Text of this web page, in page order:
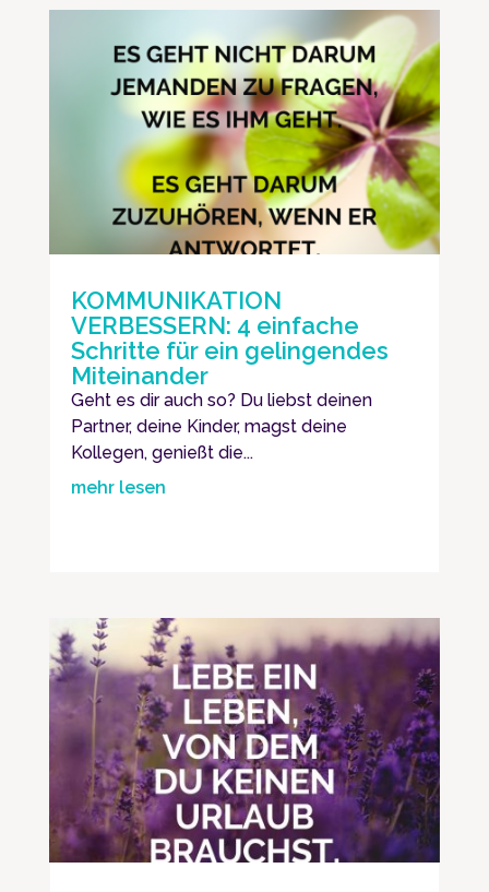
KOMMUNIKATION
VERBESSERN: 4 einfache
Schritte für ein gelingendes
Miteinander
Geht es dir auch so? Du liebst deinen
Partner, deine Kinder, magst deine
Kollegen, genießt die...
mehr lesen